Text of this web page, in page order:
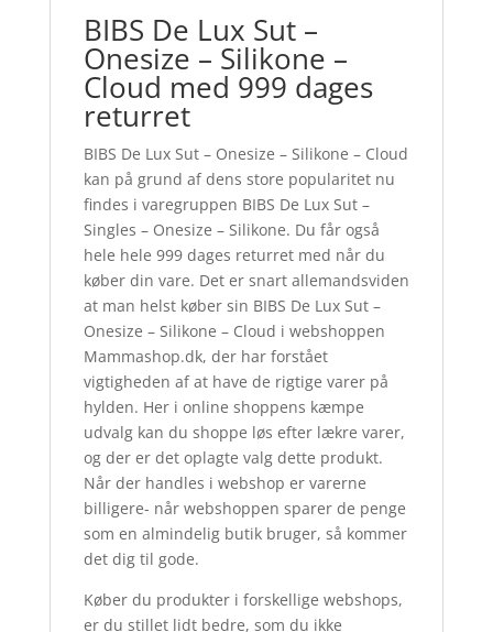
BIBS De Lux Sut –
Onesize – Silikone –
Cloud med 999 dages
returret
BIBS De Lux Sut – Onesize – Silikone – Cloud
kan på grund af dens store popularitet nu
findes i varegruppen BIBS De Lux Sut –
Singles – Onesize – Silikone. Du får også
hele hele 999 dages returret med når du
køber din vare. Det er snart allemandsviden
at man helst køber sin BIBS De Lux Sut –
Onesize – Silikone – Cloud i webshoppen
Mammashop.dk, der har forstået
vigtigheden af at have de rigtige varer på
hylden. Her i online shoppens kæmpe
udvalg kan du shoppe løs efter lækre varer,
og der er det oplagte valg dette produkt.
Når der handles i webshop er varerne
billigere- når webshoppen sparer de penge
som en almindelig butik bruger, så kommer
det dig til gode.
Køber du produkter i forskellige webshops,
er du stillet lidt bedre, som du ikke